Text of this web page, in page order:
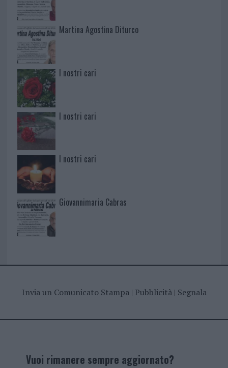
Martina Agostina Diturco
I nostri cari
I nostri cari
I nostri cari
Giovannimaria Cabras
Invia un Comunicato Stampa| Pubblicità| Segnala
Vuoi rimanere sempre aggiornato?